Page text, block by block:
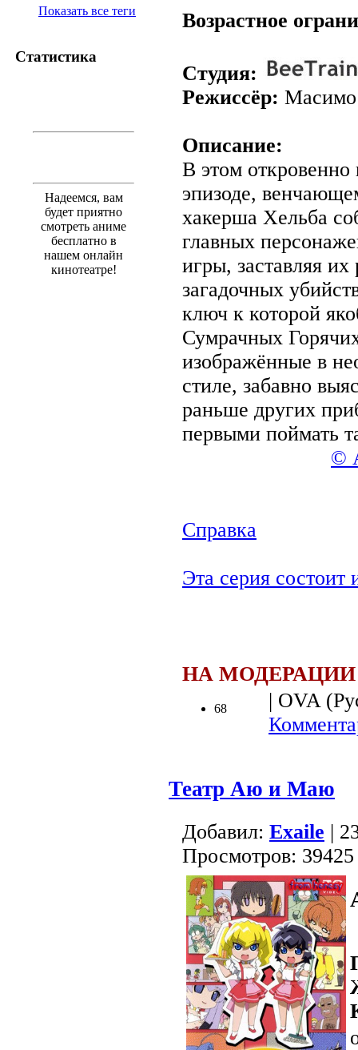
Показать все теги
Статистика
Надеемся, вам
будет приятно
смотреть аниме
бесплатно в
нашем онлайн
кинотеатре!
Возрастное
Студия:
Режиссёр:
Описание:
В этом
эпизоде,
хакерша Хельба
главных
игры, заставляя их
загадочных
ключ к которой
Сумрачных
изображённые в
стиле, забавно
раньше других
первыми поймать
©
Справка
Эта серия состоит
НА МОДЕРАЦИИ
68
| OVA
Театр Аю и Маю
Добавил: Exaile |
Просмотров: 39425